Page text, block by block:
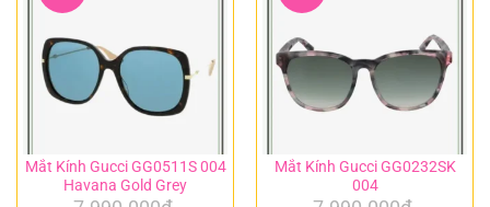
Mắt Kính Gucci GG0511S 004
Havana Gold Grey
Mắt Kính Gucci GG0232SK
004